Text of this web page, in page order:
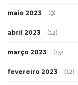
maio 2023 (9)
abril 2023 (12)
março 2023 (15)
fevereiro 2023 (12)